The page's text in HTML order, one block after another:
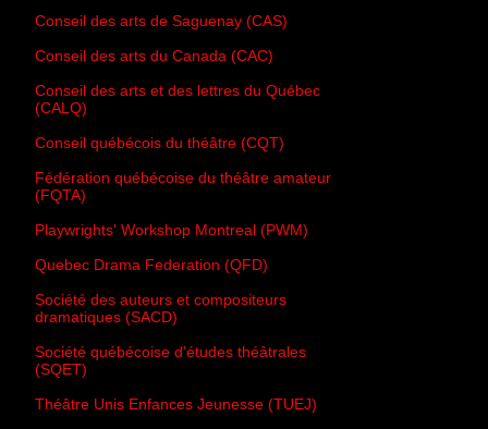
Conseil des arts de Saguenay (CAS)
Conseil des arts du Canada (CAC)
Conseil des arts et des lettres du Québec
(CALQ)
Conseil québécois du théâtre (CQT)
Fédération québécoise du théâtre amateur
(FQTA)
Playwrights' Workshop Montreal (PWM)
Quebec Drama Federation (QFD)
Société des auteurs et compositeurs
dramatiques (SACD)
Société québécoise d'études théâtrales
(SQET)
Théâtre Unis Enfances Jeunesse (TUEJ)